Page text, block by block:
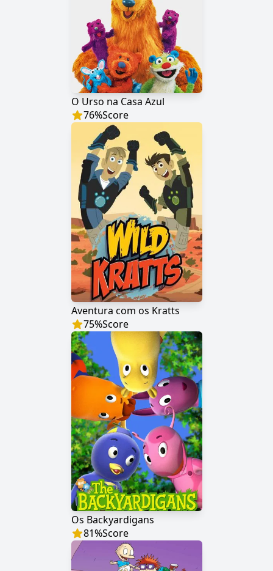
O Urso na Casa Azul
76%Score
Aventura com os Kratts
75%Score
Os Backyardigans
81%Score